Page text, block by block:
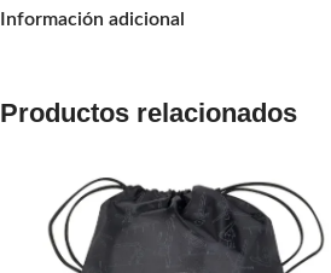
Información adicional
Productos relacionados